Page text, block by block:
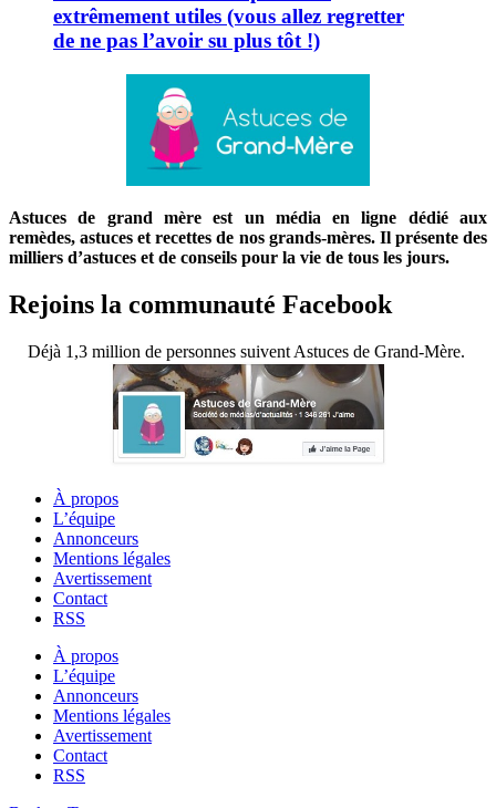
extrêmement utiles (vous allez regretter
de ne pas l’avoir su plus tôt !)
Astuces de grand mère est un média en ligne dédié aux
remèdes, astuces et recettes de nos grands-mères. Il présente des
milliers d’astuces et de conseils pour la vie de tous les jours.
Rejoins la communauté Facebook
Déjà 1,3 million de personnes suivent Astuces de Grand-Mère.
À propos
L’équipe
Annonceurs
Mentions légales
Avertissement
Contact
RSS
À propos
L’équipe
Annonceurs
Mentions légales
Avertissement
Contact
RSS